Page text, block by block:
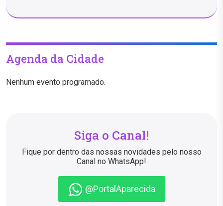
Agenda da Cidade
Nenhum evento programado.
Siga o Canal!
Fique por dentro das nossas novidades pelo nosso
Canal no WhatsApp!
@PortalAparecida